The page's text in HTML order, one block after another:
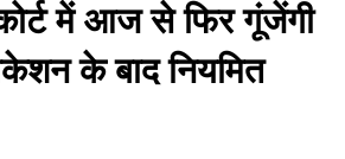
में आज से फिर गूंजेंगी
के बाद नियमित